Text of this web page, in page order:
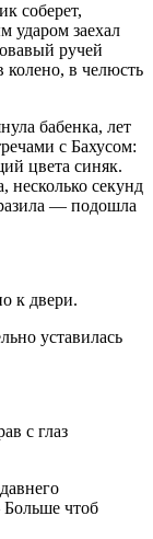
соберет,
ударом заехал
ручей
колено, в челюсть
бабенка, лет
с Бахусом:
цвета синяк.
несколько секунд
— подошла
к двери.
уставилась
с глаз
чтоб